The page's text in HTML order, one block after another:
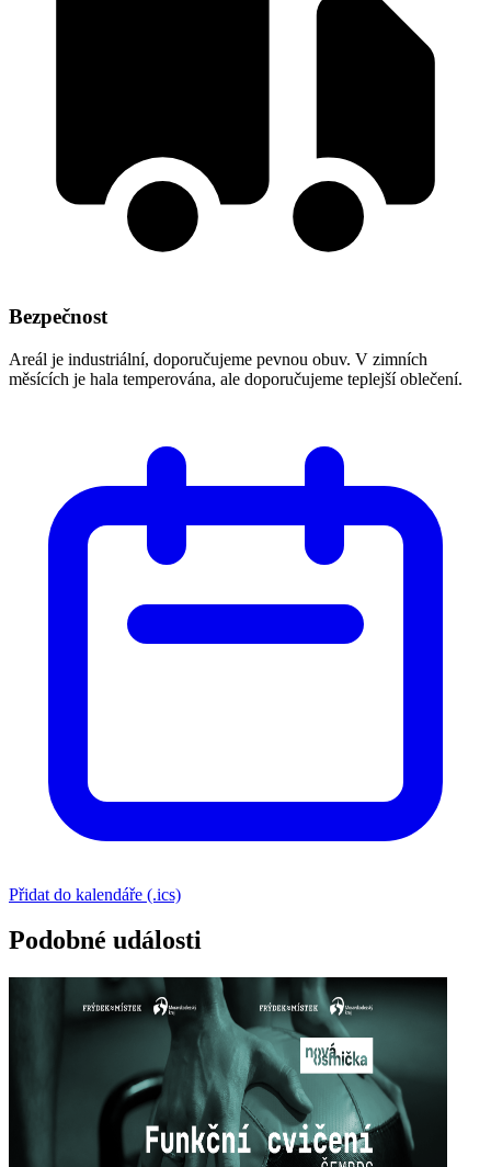
Bezpečnost
Areál je industriální, doporučujeme pevnou obuv. V zimních
měsících je hala temperována, ale doporučujeme teplejší oblečení.
Přidat do kalendáře (.ics)
Podobné události